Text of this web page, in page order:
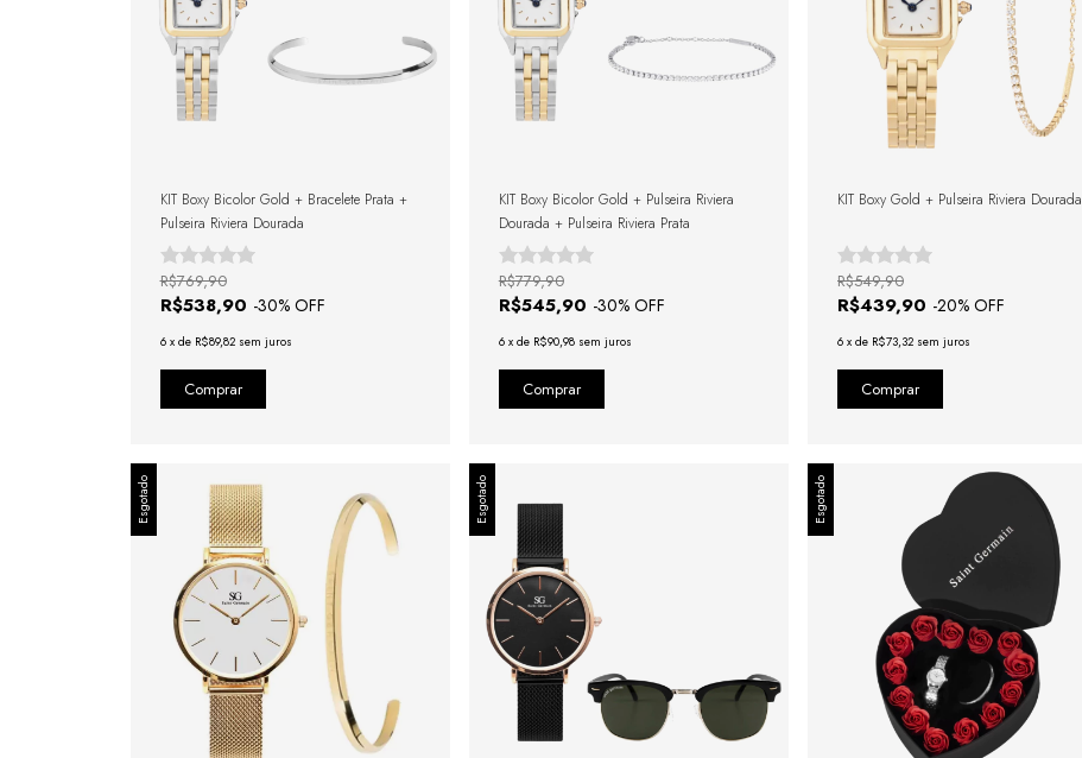
KIT Boxy Bicolor Gold + Bracelete Prata +
Pulseira Riviera Dourada
R$538,90 -30% OFF
R$769,90
6 x de R$89,82 sem juros
KIT Boxy Bicolor Gold + Pulseira Riviera
Dourada + Pulseira Riviera Prata
R$545,90 -30% OFF
R$779,90
6 x de R$90,98 sem juros
KIT Boxy Gold + Pulseira Riviera Dourada
R$439,90 -20% OFF
R$549,90
6 x de R$73,32 sem juros
Esgotado Esgotado Esgotado